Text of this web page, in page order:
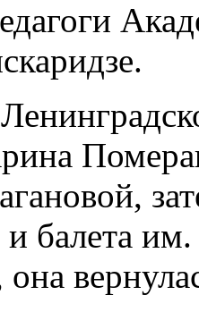
и балета